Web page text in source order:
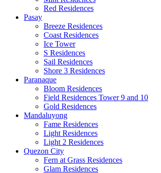
Red Residences
Pasay
Breeze Residences
Coast Residences
Ice Tower
S Residences
Sail Residences
Shore 3 Residences
Paranaque
Bloom Residences
Field Residences Tower 9 and 10
Gold Residences
Mandaluyong
Fame Residences
Light Residences
Light 2 Residences
Quezon City
Fern at Grass Residences
Glam Residences